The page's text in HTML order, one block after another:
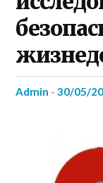
admin -30/05/